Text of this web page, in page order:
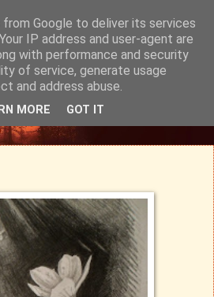
Google to deliver its services
IP address and user-agent are
with performance and security
of service, generate usage
and address abuse.
MORE GOT IT